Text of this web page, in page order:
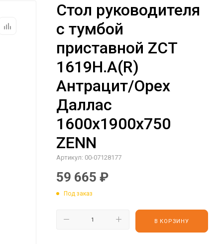
Стол руководителя
с тумбой
приставной ZCT
1619H.A(R)
Антрацит/Орех
Даллас
1600х1900х750
ZENN
Артикул: 00-07128177
59 665 ₽
Под заказ
В КОРЗИНУ